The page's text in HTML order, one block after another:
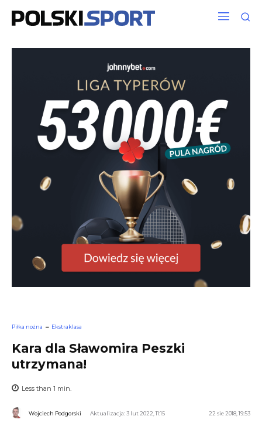
Piłka nożna Ekstraklasa
Kara dla Sławomira Peszki
utrzymana!
Less than 1 min.
Wojciech Podgorski Aktualizacja: 3 lut 2022, 11:15 22 sie 2018, 19:53